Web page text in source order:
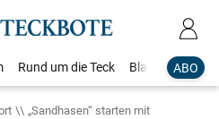
ABO
Rund um die Teck Blaulicht
„Sandhasen“ starten mit